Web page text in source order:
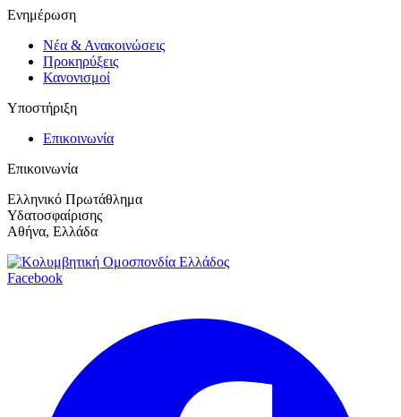
Ενημέρωση
Νέα & Ανακοινώσεις
Προκηρύξεις
Κανονισμοί
Υποστήριξη
Επικοινωνία
Επικοινωνία
Ελληνικό Πρωτάθλημα
Υδατοσφαίρισης
Αθήνα, Ελλάδα
Facebook